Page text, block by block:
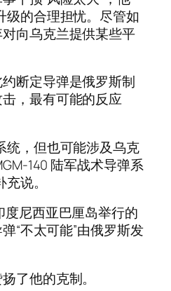
级的合理担忧。尽管如
向乌克兰提供某些平
断定导弹是俄罗斯制
，最有可能的反应
统，但也可能涉及乌克
140 陆军战术导弹系
说。
度尼西亚巴厘岛举行的
“不太可能”由俄罗斯发
了他的克制。